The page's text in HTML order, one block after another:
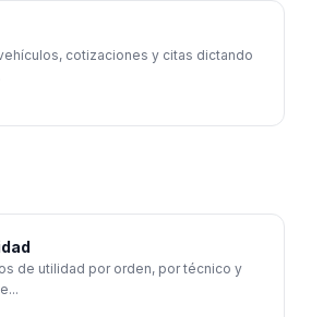
cotizaciones y citas dictando
de utilidad por orden, por técnico y
...